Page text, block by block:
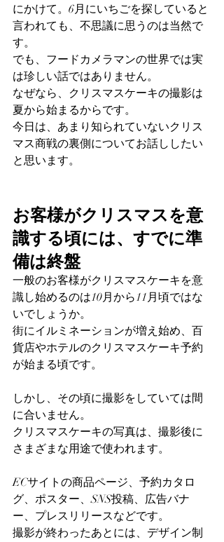
にかけて。6月にいちごを探していると
言われても、不思議に思うのは当然で
す。
でも、フードカメラマンの世界では実
は珍しい話ではありません。
なぜなら、クリスマスケーキの撮影は
夏から始まるからです。
今日は、あまり知られていないクリス
マス商戦の裏側についてお話ししたい
と思います。
お客様がクリスマスを意
識する頃には、すでに準
備は終盤
一般のお客様がクリスマスケーキを意
識し始めるのは10月から11月頃ではな
いでしょうか。
街にイルミネーションが増え始め、百
貨店やホテルのクリスマスケーキ予約
が始まる頃です。
しかし、その頃に撮影をしていては間
に合いません。
クリスマスケーキの写真は、撮影後に
さまざまな用途で使われます。
ECサイトの商品ページ、予約カタロ
グ、ポスター、SNS投稿、広告バナ
ー、プレスリリースなどです。
撮影が終わったあとには、デザイン制